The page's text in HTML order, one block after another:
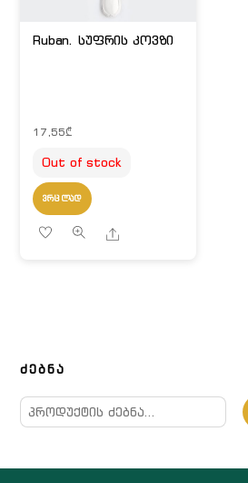
Ruban. სუფრის კოვზი
17,55₾
Out of stock
ᲕᲠᲪᲚᲐᲓ
Share
ᲫᲔᲑᲜᲐ
ძებნა: